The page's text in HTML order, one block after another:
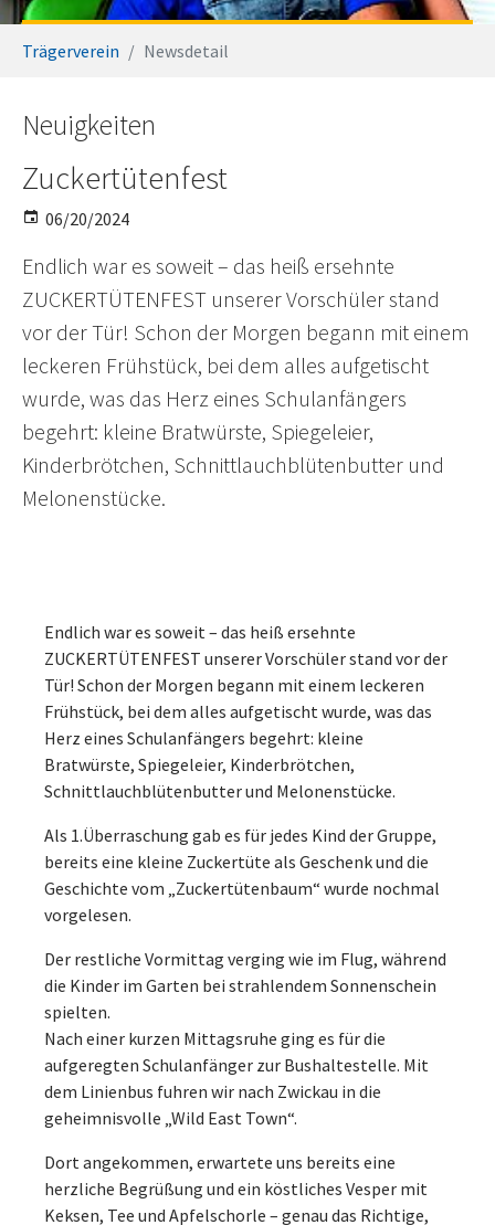
Trägerverein Newsdetail
Neuigkeiten
Zuckertütenfest
06/20/2024
Endlich war es soweit – das heiß ersehnte
ZUCKERTÜTENFEST unserer Vorschüler stand
vor der Tür! Schon der Morgen begann mit einem
leckeren Frühstück, bei dem alles aufgetischt
wurde, was das Herz eines Schulanfängers
begehrt: kleine Bratwürste, Spiegeleier,
Kinderbrötchen, Schnittlauchblütenbutter und
Melonenstücke.
Endlich war es soweit – das heiß ersehnte
ZUCKERTÜTENFEST unserer Vorschüler stand vor der
Tür! Schon der Morgen begann mit einem leckeren
Frühstück, bei dem alles aufgetischt wurde, was das
Herz eines Schulanfängers begehrt: kleine
Bratwürste, Spiegeleier, Kinderbrötchen,
Schnittlauchblütenbutter und Melonenstücke.
Als 1.Überraschung gab es für jedes Kind der Gruppe,
bereits eine kleine Zuckertüte als Geschenk und die
Geschichte vom „Zuckertütenbaum“ wurde nochmal
vorgelesen.
Der restliche Vormittag verging wie im Flug, während
die Kinder im Garten bei strahlendem Sonnenschein
spielten.
Nach einer kurzen Mittagsruhe ging es für die
aufgeregten Schulanfänger zur Bushaltestelle. Mit
dem Linienbus fuhren wir nach Zwickau in die
geheimnisvolle „Wild East Town“.
Dort angekommen, erwartete uns bereits eine
herzliche Begrüßung und ein köstliches Vesper mit
Keksen, Tee und Apfelschorle – genau das Richtige,